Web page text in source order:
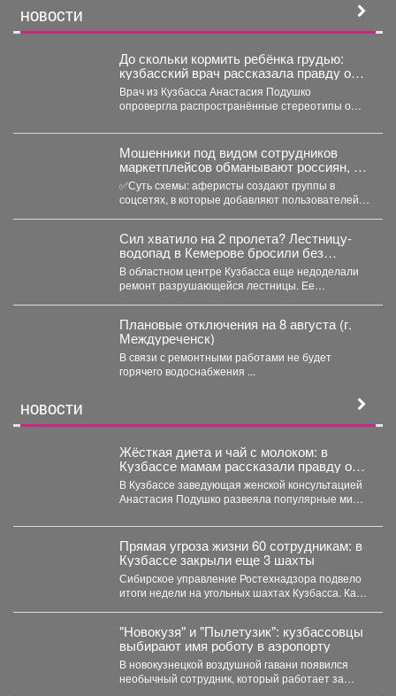
НОВОСТИ
До скольки кормить ребёнка грудью:
кузбасский врач рассказала правду о
лактации
Врач из Кузбасса Анастасия Подушко
опровергла распространённые стереотипы о
заведующей...
Мошенники под видом сотрудников
маркетплейсов обманывают россиян, у
которых скоро день рождения.
✅Суть схемы: аферисты создают группы в
соцсетях, в которые добавляют пользователей в
Сил хватило на 2 пролета? Лестницу-
водопад в Кемерове бросили без
ремонта
В областном центре Кузбасса еще недоделали
ремонт разрушающейся лестницы. Ее
Плановые отключения на 8 августа (г.
Междуреченск)
В связи с ремонтными работами не будет
горячего водоснабжения ...
НОВОСТИ
Жёсткая диета и чай с молоком: в
Кузбассе мамам рассказали правду о
грудном вскармливании
В Кузбассе заведующая женской консультацией
Анастасия Подушко развеяла популярные мифы
Прямая угроза жизни 60 сотрудникам: в
Кузбассе закрыли еще 3 шахты
Сибирское управление Ростехнадзора подвело
итоги недели на угольных шахтах Кузбасса. Как
"Новокузя" и "Пылетузик": кузбассовцы
выбирают имя роботу в аэропорту
В новокузнецкой воздушной гавани появился
необычный сотрудник, который работает за